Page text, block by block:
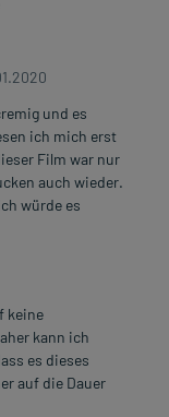
vermieden
ähnlichen
im
auf eine
Kleinkindern und
Im
Angaben der
abstimmt,
Anweisungen
und es
ich mich erst
Film war nur
auch wieder.
würde es
keine
kann ich
es dieses
auf die Dauer